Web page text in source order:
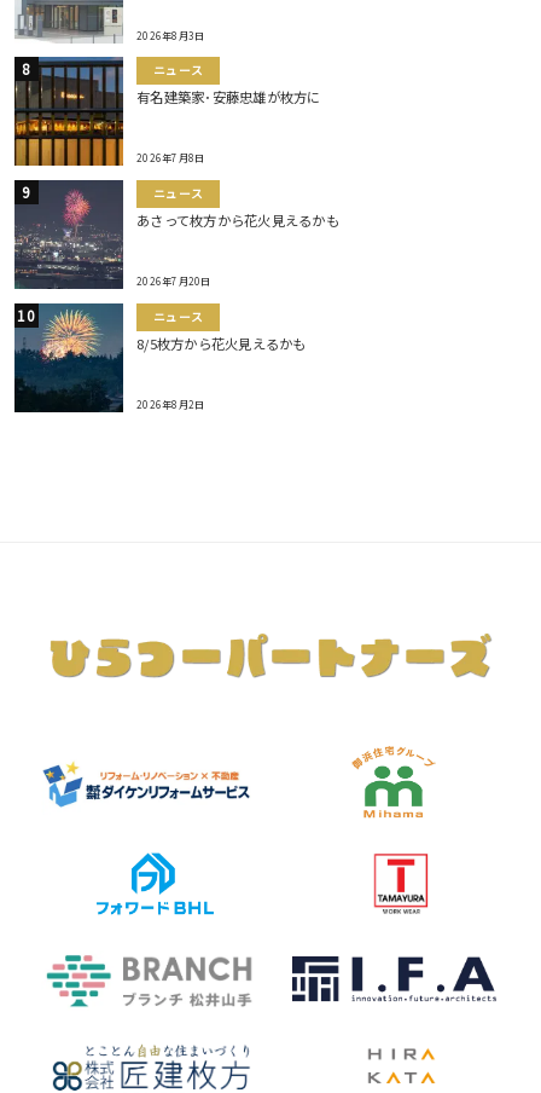
2026年8月3日
ニュース
有名建築家･安藤忠雄が枚方に
2026年7月8日
ニュース
あさって枚方から花火見えるかも
2026年7月20日
ニュース
8/5枚方から花火見えるかも
2026年8月2日